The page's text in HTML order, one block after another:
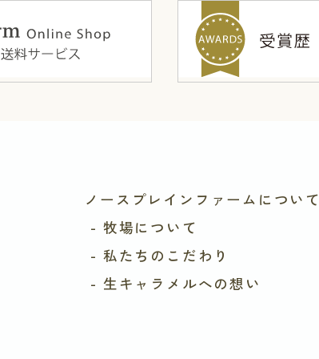
ノースプレインファームについて
- 牧場について
- 私たちのこだわり
- 生キャラメルへの想い